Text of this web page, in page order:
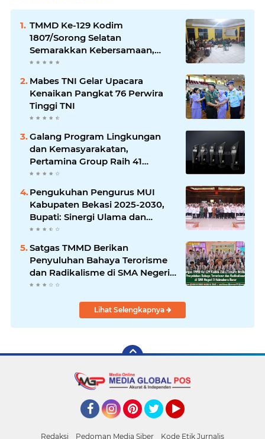
TMMD Ke-129 Kodim
1807/Sorong Selatan
Semarakkan Kebersamaan,
Anggota Satgas dan Warga
Kampung Sesor Seru-seruan
Nobar Final Piala Dunia 2026
Mabes TNI Gelar Upacara
Kenaikan Pangkat 76 Perwira
Tinggi TNI
Galang Program Lingkungan
dan Kemasyarakatan,
Pertamina Group Raih 41
Penghargaan CSR & ESG
Internasional
Pengukuhan Pengurus MUI
Kabupaten Bekasi 2025-2030,
Bupati: Sinergi Ulama dan
Umara Sangat Diperlukan
Satgas TMMD Berikan
Penyuluhan Bahaya Terorisme
dan Radikalisme di SMA Negeri
3 Halmahera Barat
Lihat Selengkapnya
Redaksi Pedoman Media Siber Kode Etik Jurnalis